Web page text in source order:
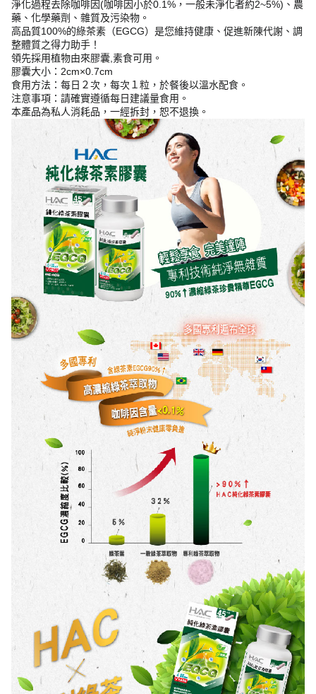
淨化過程去除咖啡因(咖啡因小於0.1%，一般未淨化者約2~5%)、農
藥、化學藥劑、雜質及污染物。
高品質100%的綠茶素（EGCG）是您維持健康、促進新陳代謝、調
整體質之得力助手！
領先採用植物由來膠囊,素食可用。
膠囊大小：2cm×0.7cm
食用方法：每日２次，每次１粒，於餐後以溫水配食。
注意事項：請確實遵循每日建議量食用。
本產品為私人消耗品，一經拆封，恕不退換。